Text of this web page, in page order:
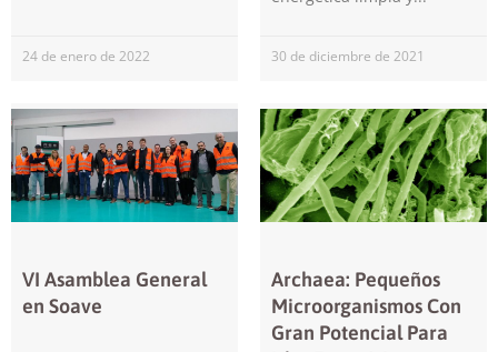
24 de enero de 2022 30 de diciembre de 2021
VI Asamblea General
en Soave
Archaea: Pequeños
Microorganismos Con
Gran Potencial Para
funcione lo
durante tu
visita. Si rechaza
estas cookies,
algunas
funcionalidades
desaparecerán
Marketing
Al compartir tus